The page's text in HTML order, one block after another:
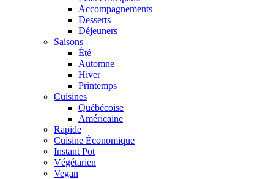
Accompagnements
Desserts
Déjeuners
Saisons
Été
Automne
Hiver
Printemps
Cuisines
Québécoise
Américaine
Rapide
Cuisine Économique
Instant Pot
Végétarien
Vegan